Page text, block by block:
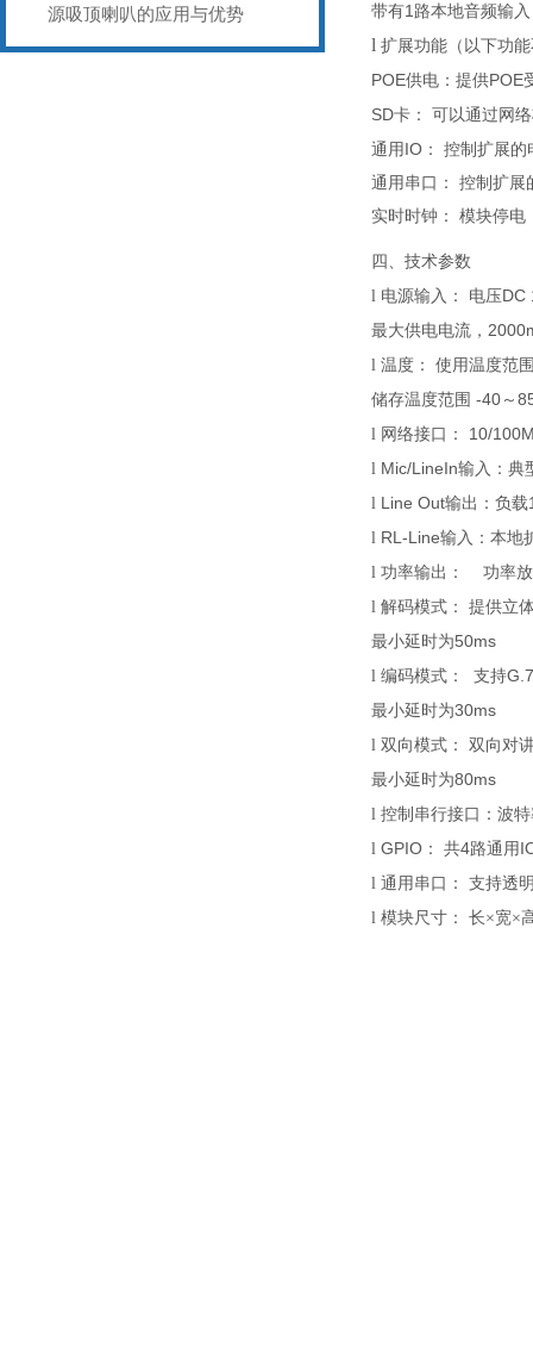
源吸顶喇叭的应用与优势
带有1 路本地音频输
l 扩展功能（以下功
POE供电： 提供POE
SD卡：
可以通过网
通用 IO ：
控制扩展的
通用串口：
控制扩展
实时时钟：
模块停电
四、技术参数
l 电源输入： 电压DC
最大供电电流， 20
l 温度：
使用温度范
储存温度范围 -40 ～
l 网络接口： 10/
l Mic/LineIn输入： 典
l Line Out输出： 负载
l RL-Line输入： 本地
l 功率输出：
功率
l 解码模式 ：
提供立
最小延时为50ms
l 编码模式 ： 支持
最小延时为30ms
l 双向模式 ： 双向对
最小延时为80ms
l 控制串行接口 ：波
l GPIO ： 共4路通用
l 通用串口 ：
支持透
l 模块尺寸 ： 长×宽×